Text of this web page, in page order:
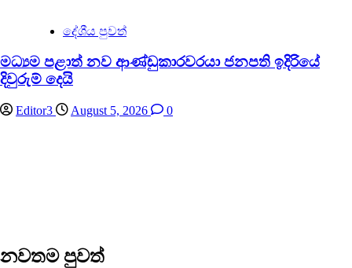
දේශීය පුවත්
මධ්‍යම පළාත් නව ආණ්ඩුකාරවරයා ජනපති ඉදිරියේ
දිවුරුම් දෙයි
Editor3 August 5, 2026 0
නවතම පුවත්